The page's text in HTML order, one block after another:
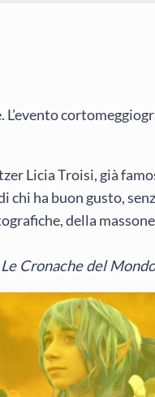
L’evento
Licia Troisi, già
chi ha buon gusto,
della
Le Cronache del